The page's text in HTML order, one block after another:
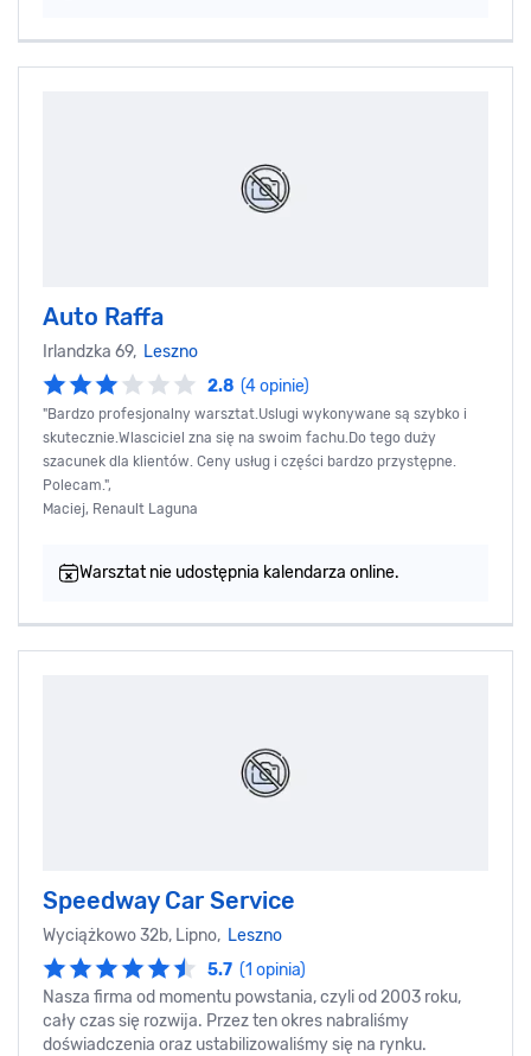
Auto Raffa
Irlandzka 69, Leszno
2.8 (4 opinie)
"Bardzo profesjonalny warsztat.Uslugi wykonywane są szybko i
skutecznie.Wlasciciel zna się na swoim fachu.Do tego duży
szacunek dla klientów. Ceny usług i części bardzo przystępne.
Polecam.",
Maciej, Renault Laguna
Warsztat nie udostępnia kalendarza online.
Speedway Car Service
Wyciążkowo 32b, Lipno, Leszno
5.7 (1 opinia)
Nasza firma od momentu powstania, czyli od 2003 roku,
cały czas się rozwija. Przez ten okres nabraliśmy
doświadczenia oraz ustabilizowaliśmy się na rynku.